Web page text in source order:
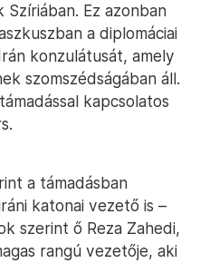
Ez azonban
a diplomáciai
konzulátusát, amely
szomszédságában áll.
kapcsolatos
a támadásban
katonai vezető is –
szerint ő Reza Zahedi,
rangú vezetője, aki